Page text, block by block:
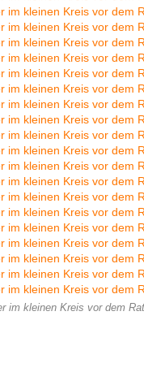
im kleinen Kreis vor dem